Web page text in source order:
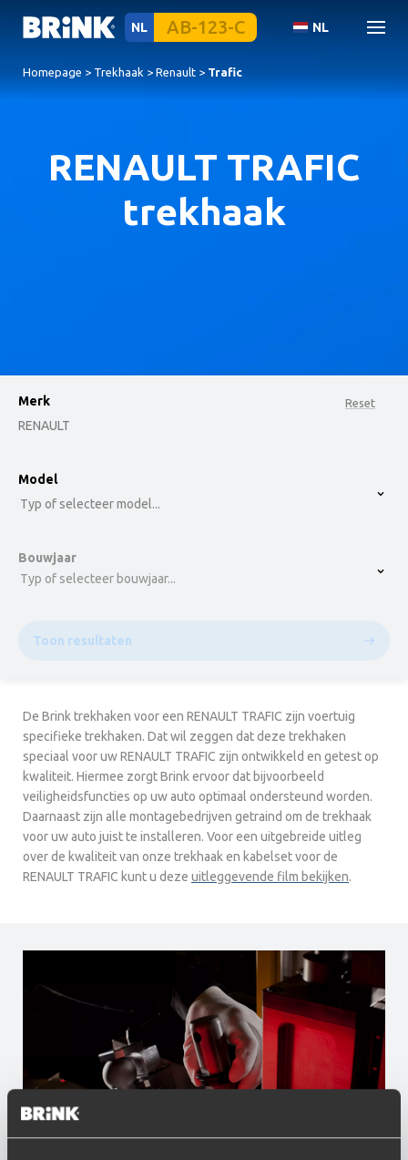
NL NL
Homepage > Trekhaak > Renault > Trafic
RENAULT TRAFIC
trekhaak
Reset
Merk
RENAULT
option , selected.
Model
Typ of selecteer model...
Bouwjaar
Typ of selecteer bouwjaar...
Toon resultaten
De Brink trekhaken voor een RENAULT TRAFIC zijn voertuig
specifieke trekhaken. Dat wil zeggen dat deze trekhaken
speciaal voor uw RENAULT TRAFIC zijn ontwikkeld en getest op
kwaliteit. Hiermee zorgt Brink ervoor dat bijvoorbeeld
veiligheidsfuncties op uw auto optimaal ondersteund worden.
Daarnaast zijn alle montagebedrijven getraind om de trekhaak
voor uw auto juist te installeren. Voor een uitgebreide uitleg
over de kwaliteit van onze trekhaak en kabelset voor de
RENAULT TRAFIC kunt u deze uitleggevende film bekijken.